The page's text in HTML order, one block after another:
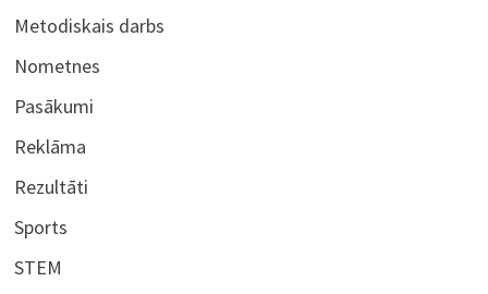
Metodiskais darbs
Nometnes
Pasākumi
Reklāma
Rezultāti
Sports
STEM